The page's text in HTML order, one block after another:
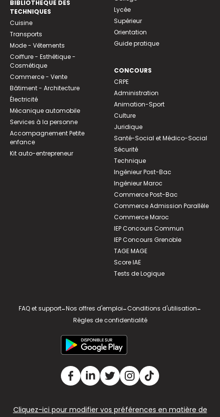
BIBLIOTHEQUE DES
TECHNIQUES
Cuisine
Transports
Mode - Vêtements
Coiffure - Esthétique -
Cosmétique
Commerce - Vente
Bâtiment - Architecture
Électricité
Mécanique automobile
Services à la personne
Accompagnement Petite
enfance
Kit auto-entrepreneur
Lycée
Supérieur
Orientation
Guide pratique
CONCOURS
CRPE
Administration
Animation-Sport
Culture
Juridique
Santé-Social et Médico-Social
Sécurité
Technique
Ingénieur Post-Bac
Ingénieur Maroc
Commerce Post-Bac
Commerce Admission Parallèle
Commerce Maroc
IEP Concours Commun
IEP Concours Grenoble
TAGE MAGE
Score IAE
Tests de Logique
FAQ et support-Nos offres d'emploi-Conditions d'utilisation-
Règles de confidentialité
Cliquez-ici pour modifier vos préférences en matière de